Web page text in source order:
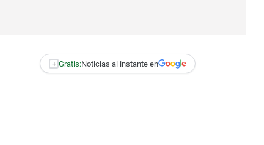
+ Gratis:Noticias al instante en